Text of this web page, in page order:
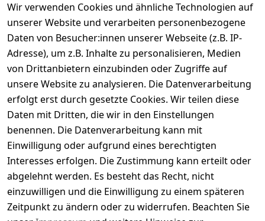
Kundenbewertungen
Durchschnittliche Bewertung
0
Basierend auf 0 Bewertung(en)
Bewertung abgeben
5
( 0 )
4
( 0 )
3
( 0 )
2
( 0 )
1
( 0 )
Es hat noch niemand eine Bewertung für diesen
Wir verwenden Cookies und ähnliche Technologien auf
unserer Website und verarbeiten personenbezogene
Daten von Besucher:innen unserer Webseite (z.B. IP-
Adresse), um z.B. Inhalte zu personalisieren, Medien
von Drittanbietern einzubinden oder Zugriffe auf
unsere Website zu analysieren. Die Datenverarbeitung
erfolgt erst durch gesetzte Cookies. Wir teilen diese
Daten mit Dritten, die wir in den Einstellungen
benennen. Die Datenverarbeitung kann mit
Einwilligung oder aufgrund eines berechtigten
Interesses erfolgen. Die Zustimmung kann erteilt oder
abgelehnt werden. Es besteht das Recht, nicht
einzuwilligen und die Einwilligung zu einem späteren
Zeitpunkt zu ändern oder zu widerrufen. Beachten Sie